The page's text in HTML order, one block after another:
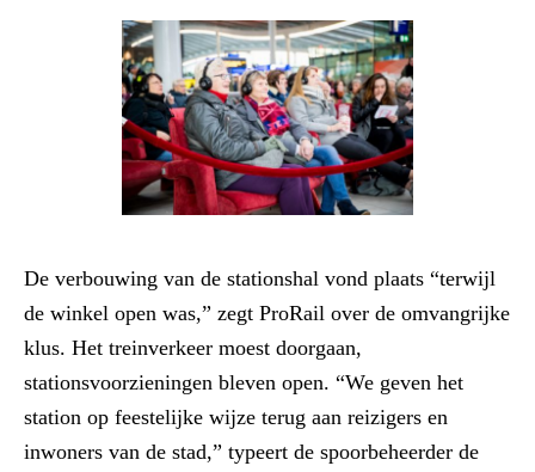
De verbouwing van de stationshal vond plaats “terwijl
de winkel open was,” zegt ProRail over de omvangrijke
klus. Het treinverkeer moest doorgaan,
stationsvoorzieningen bleven open. “We geven het
station op feestelijke wijze terug aan reizigers en
inwoners van de stad,” typeert de spoorbeheerder de